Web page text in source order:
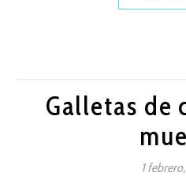
Galletas de
1